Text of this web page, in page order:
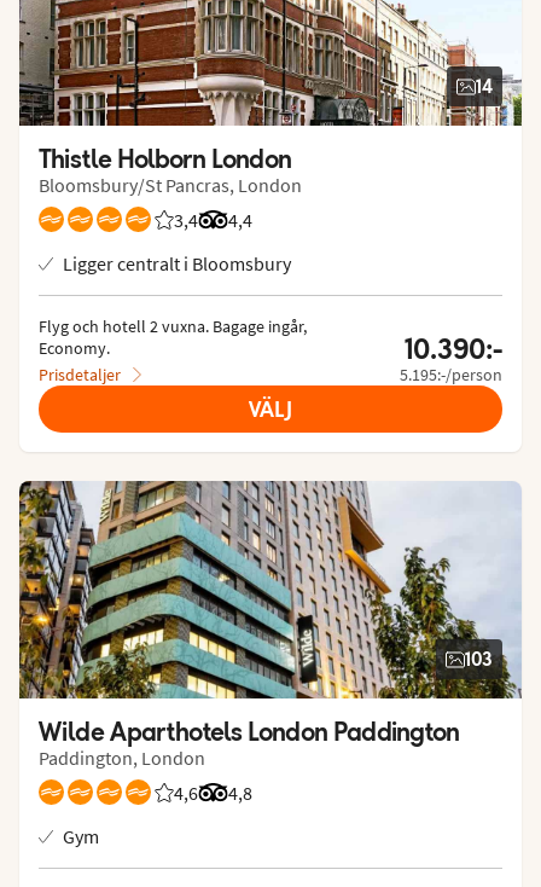
14
Thistle Holborn London
Bloomsbury/St Pancras, London
3,4
Betyg från Vings gäster: 3.4/5
4,4
Betyg från Tripadvisor: 4.4 of 5
Ligger centralt i Bloomsbury
Flyg och hotell 2 vuxna. Bagage ingår,
Economy.
Prisdetaljer
10.390:-
5.195:-/person
VÄLJ
103
Wilde Aparthotels London Paddington
Paddington, London
4,6
Betyg från Vings gäster: 4.571/5
4,8
Betyg från Tripadvisor: 4.8 of 5
Gym